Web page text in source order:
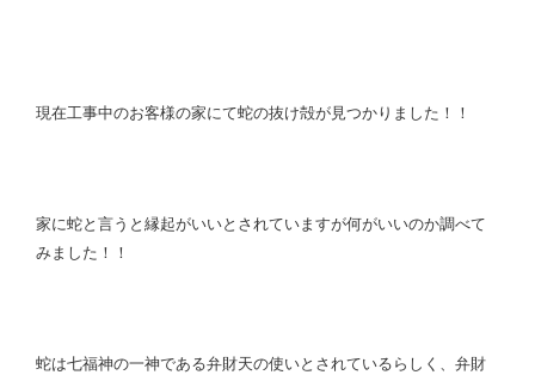
現在工事中のお客様の家にて蛇の抜け殻が見つかりました！！
家に蛇と言うと縁起がいいとされていますが何がいいのか調べて
みました！！
蛇は七福神の一神である弁財天の使いとされているらしく、弁財